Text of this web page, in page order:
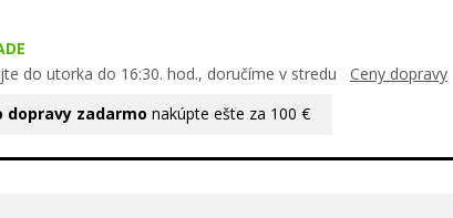
do utorka do 16:30. hod., doručíme v stredu Ceny dopravy
dopravy zadarmo nakúpte ešte za 100 €